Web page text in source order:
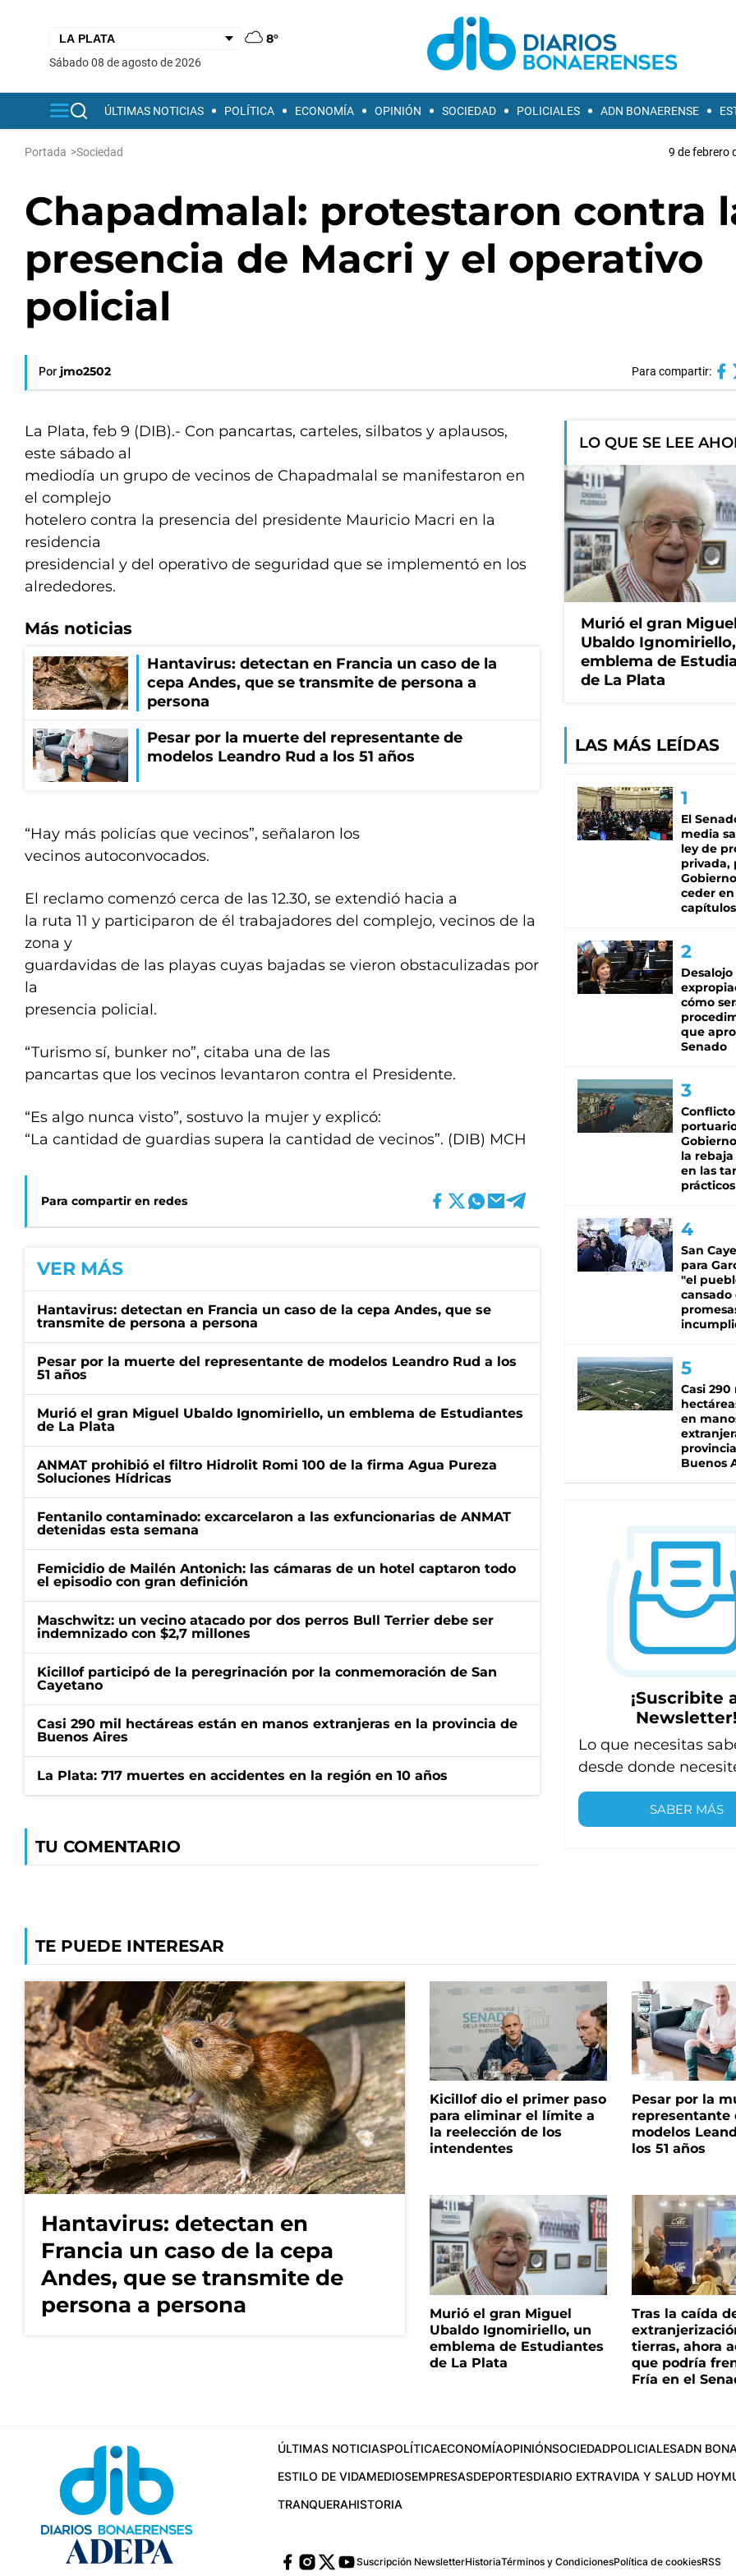
8°
sábado 08 de agosto de 2026
ÚLTIMAS NOTICIAS POLÍTICA ECONOMÍA OPINIÓN SOCIEDAD POLICIALES ADN BONAERENSE
Portada >Sociedad 9 de febrero
Chapadmalal: protestaron contra
presencia de Macri y el operativo
policial
Por jmo2502 Para compartir:
La Plata, feb 9 (DIB).- Con pancartas, carteles, silbatos y aplausos,
este sábado al
mediodía un grupo de vecinos de Chapadmalal se manifestaron en
el complejo
hotelero contra la presencia del presidente Mauricio Macri en la
residencia
presidencial y del operativo de seguridad que se implementó en los
alrededores.
Más noticias
Hantavirus: detectan en Francia un caso de la
cepa Andes, que se transmite de persona a
persona
Pesar por la muerte del representante de
modelos Leandro Rud a los 51 años
“Hay más policías que vecinos”, señalaron los
vecinos autoconvocados.
El reclamo comenzó cerca de las 12.30, se extendió hacia a
la ruta 11 y participaron de él trabajadores del complejo, vecinos de la
zona y
guardavidas de las playas cuyas bajadas se vieron obstaculizadas por
la
presencia policial.
“Turismo sí, bunker no”, citaba una de las
pancartas que los vecinos levantaron contra el Presidente.
“Es algo nunca visto”, sostuvo la mujer y explicó:
“La cantidad de guardias supera la cantidad de vecinos”. (DIB) MCH
Para compartir en redes
VER MÁS
Hantavirus: detectan en Francia un caso de la cepa Andes, que se
transmite de persona a persona
Pesar por la muerte del representante de modelos Leandro Rud a los
51 años
Murió el gran Miguel Ubaldo Ignomiriello, un emblema de Estudiantes
de La Plata
ANMAT prohibió el filtro Hidrolit Romi 100 de la firma Agua Pureza
Soluciones Hídricas
Fentanilo contaminado: excarcelaron a las exfuncionarias de ANMAT
detenidas esta semana
Femicidio de Mailén Antonich: las cámaras de un hotel captaron todo
el episodio con gran definición
Maschwitz: un vecino atacado por dos perros Bull Terrier debe ser
indemnizado con $2,7 millones
Kicillof participó de la peregrinación por la conmemoración de San
Cayetano
Casi 290 mil hectáreas están en manos extranjeras en la provincia de
Buenos Aires
La Plata: 717 muertes en accidentes en la región en 10 años
TU COMENTARIO
LO QUE SE LEE
Murió el gran Miguel
Ubaldo
emblema de
de La Plata
LAS MÁS LEÍDAS
El
media
ley de
privada,
ceder
capítulos
cómo
que
Senado
Conflicto
la rebaja
en las
prácticos
San
para
"el
cansado
Casi 290
en
Buenos
¡Suscribite
Newsletter!
Lo que necesitas
desde donde
SABER MÁS
TE PUEDE INTERESAR
Hantavirus: detectan en
Francia un caso de la cepa
Andes, que se transmite de
persona a persona
Kicillof dio el primer paso
para eliminar el límite a
la reelección de los
intendentes
Pesar por la
representante
modelos
los 51 años
Murió el gran Miguel
Ubaldo Ignomiriello, un
emblema de Estudiantes
de La Plata
Tras la caída
tierras, ahora
que podría
Fría en el
ÚLTIMAS NOTICIASPOLÍTICAECONOMÍAOPINIÓNSOCIEDADPOLICIALESADN
ESTILO DE VIDAMEDIOSEMPRESASDEPORTESDIARIO EXTRAVIDA Y SALUD HOY
TRANQUERAHISTORIA
Suscripción NewsletterHistoriaTérminos y CondicionesPolítica de cookiesRSS